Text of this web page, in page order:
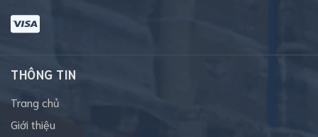
THÔNG TIN
Trang chủ
Giới thiệu